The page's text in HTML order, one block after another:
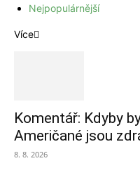
Nejpopulárnější
Více
Komentář: Kdyby
Američané jsou
8. 8. 2026